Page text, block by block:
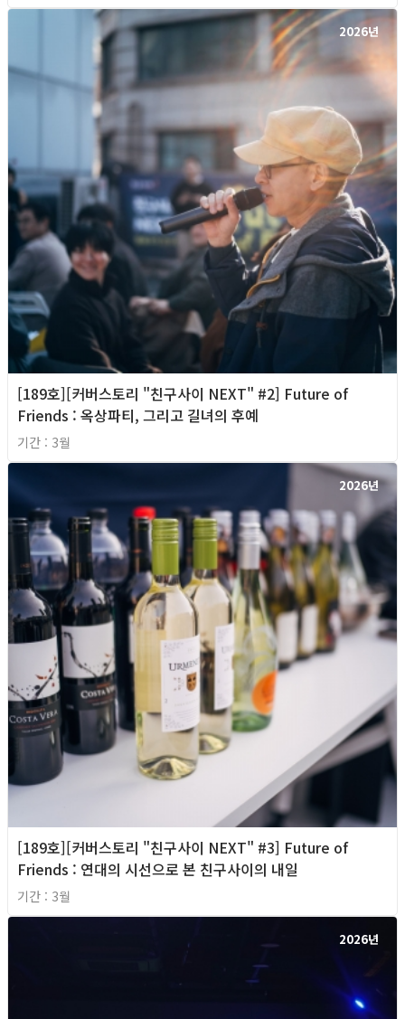
2026년
[189호][커버스토리 "친구사이 NEXT" #2] Future of
Friends : 옥상파티, 그리고 길녀의 후예
기간 : 3월
2026년
[189호][커버스토리 "친구사이 NEXT" #3] Future of
Friends : 연대의 시선으로 본 친구사이의 내일
기간 : 3월
2026년